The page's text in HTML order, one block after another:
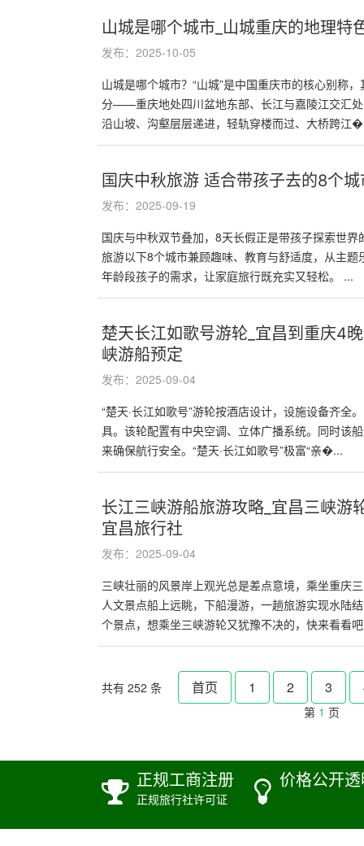
山城是哪个城市_山城重庆的地理特
发布：2025-10-05
山城是哪个城市？“山城”是中国重庆市的核心别称
分——重庆地处四川盆地东部、长江与嘉陵江交汇
沿山坡、沟壑层层递进，轻轨穿楼而过、大桥跨江
国庆中秋旅游 适合带孩子去的8个
发布：2025-09-19
国庆与中秋双节叠加，8天长假正是带孩子探索世
旅游以下8个城市兼顾趣味、教育与舒适度，从主
年龄段孩子的需求，让家庭旅行既充实又轻松。 ...
楚天长江如歌号游轮_宜昌到重庆4
峡游船预定
发布：2025-09-04
“楚天·长江如歌号”游轮按酒店设计，设施设备齐全
具。该轮配置有中央空调、立体广播系统。同时该
来确保航行安全。“楚天·长江如歌号”极富“亲�...
长江三峡游船旅游攻略_宜昌三峡游
宜昌旅行社
发布：2025-09-04
三峡壮丽的风景岸上观光总是差点意境，乘坐重庆
人文景点船上远眺，下船漫游，一趟旅游实现水陆
个景点，想乘坐三峡游轮又犹豫不决的，快来看看
共有 252 条 首页 1 2 3
第 1 页
正规工商注册
正规旅行社许可证
价格公开